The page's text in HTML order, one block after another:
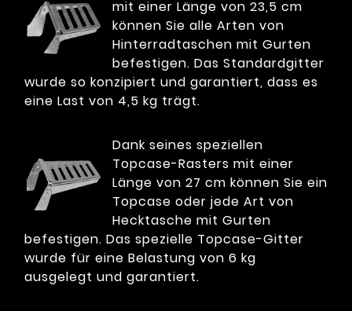
mit einer Länge von 23,5 cm
können Sie alle Arten von
Hinterradtaschen mit Gurten
befestigen. Das Standardgitter
wurde so konzipiert und garantiert, dass es
eine Last von 4,5 kg trägt.
Dank seines speziellen
Topcase-Rasters mit einer
Länge von 27 cm können Sie ein
Topcase oder jede Art von
Hecktasche mit Gurten
befestigen. Das spezielle Topcase-Gitter
wurde für eine Belastung von 6 kg
ausgelegt und garantiert.